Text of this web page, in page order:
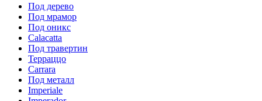
Под дерево
Под мрамор
Под оникс
Calacatta
Под травертин
Терраццо
Carrara
Под металл
Imperiale